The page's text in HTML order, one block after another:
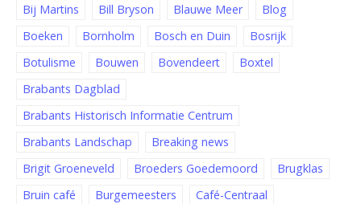
Bij Martins
Bill Bryson Blauwe Meer
Blog
Boeken
Bornholm Bosch en Duin
Bosrijk
Botulisme
Bouwen Bovendeert
Boxtel
Brabants Dagblad
Brabants Historisch Informatie Centrum
Brabants Landschap
Breaking news
Brigit Groeneveld
Broeders Goedemoord
Brugklas
Bruin café
Burgemeesters
Café-Centraal